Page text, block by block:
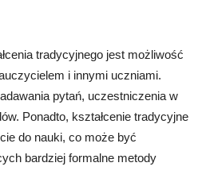
tradycyjnego jest możliwość
i innymi uczniami.
pytań, uczestniczenia w
Ponadto, kształcenie tradycyjne
do nauki, co może być
bardziej formalne metody